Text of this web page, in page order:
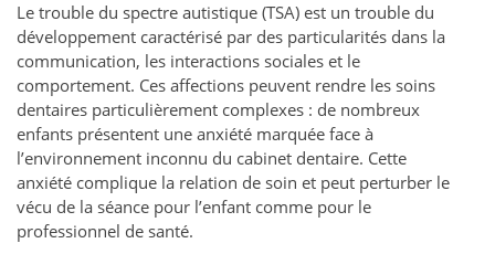
Le trouble du spectre autistique (TSA) est un trouble du
développement caractérisé par des particularités dans la
communication, les interactions sociales et le
comportement. Ces affections peuvent rendre les soins
dentaires particulièrement complexes : de nombreux
enfants présentent une anxiété marquée face à
l’environnement inconnu du cabinet dentaire. Cette
anxiété complique la relation de soin et peut perturber le
vécu de la séance pour l’enfant comme pour le
professionnel de santé.